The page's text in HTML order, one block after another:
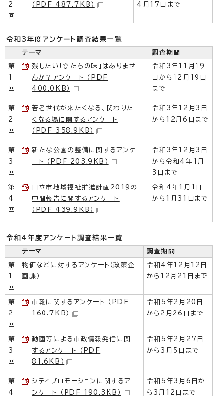
2
回
（PDF 487.7KB）
4月17日まで
令和3年度アンケート調査結果一覧
テーマ 調査期間
第
1
回
残したい「ひたちの味」はありませ
んか？アンケート （PDF
400.0KB）
令和3年11月19
日から12月19日
まで
第
2
回
若者世代が来たくなる、関わりた
くなる場に関するアンケート
（PDF 358.9KB）
令和3年12月3日
から12月6日まで
第
3
回
新たな公園の整備に関するアンケ
ート （PDF 203.9KB）
令和3年12月3日
から令和4年1月
3日まで
第
4
回
日立市地域福祉推進計画2019の
中間報告に関するアンケート
（PDF 439.9KB）
令和4年1月1日
から1月31日まで
令和4年度アンケート調査結果一覧
テーマ 調査期間
第
1
回
物価などに対するアンケート（政策企
画課）
令和4年12月12日
から12月21日まで
第
2
回
市報に関するアンケート （PDF
160.7KB）
令和5年2月20日
から2月26日まで
第
3
回
動画等による市政情報発信に関
するアンケート （PDF
81.6KB）
令和5年2月27日
から3月5日まで
第
4
シティプロモーションに関するア
ンケート （PDF 190.3KB）
令和5年3月6日か
ら3月12日まで